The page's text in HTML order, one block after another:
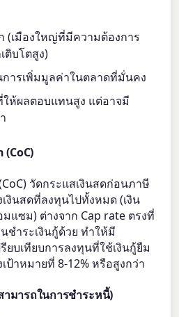
(เมืองใหญ่ที่มีความต้องการ
ติบโตสูง)
ารเพิ่มมูลค่าในตลาดที่มั่นคง
ให้ผลตอบแทนสูง แต่อาจมี
(CoC)
วัดกระแสเงินสดก่อนภาษี
งินสดที่ลงทุนไปทั้งหมด (เงิน
แซม) ต่างจาก Cap rate ตรงที่
ชำระเงินกู้ด้วย ทำให้มี
ยบเทียบการลงทุนที่ใช้เงินกู้ยืม
าหมายที่ 8-12% หรือสูงกว่า
ามารถในการชำระหนี้)